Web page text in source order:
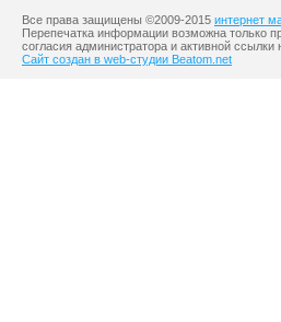
Все права защищены ©2009-2015 интернет
Перепечатка информации возможна только
согласия администратора и активной ссылки
Сайт создан в web-студии Beatom.net